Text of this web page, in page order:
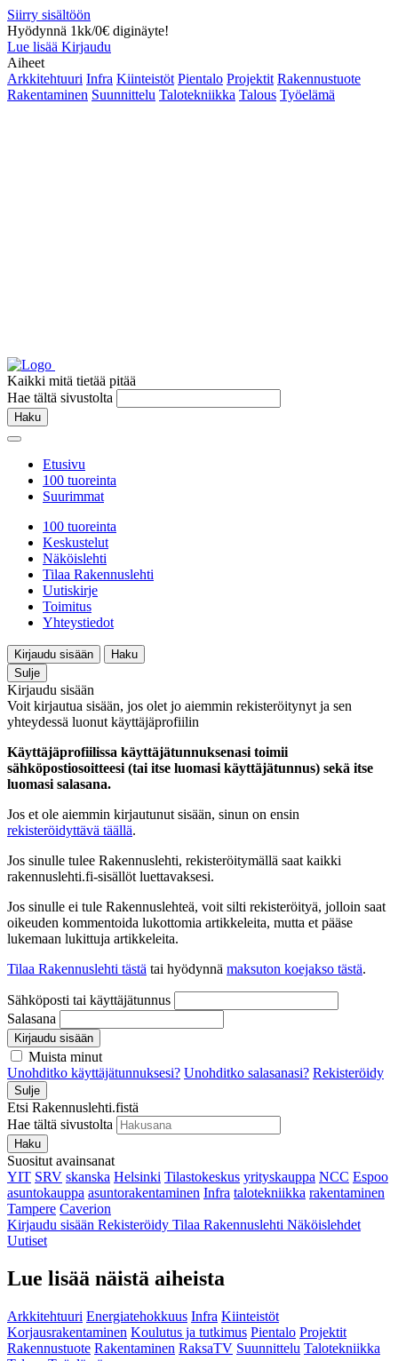
Siirry sisältöön
Hyödynnä 1kk/0€ diginäyte!
Lue lisää Kirjaudu
Aiheet
Arkkitehtuuri Infra Kiinteistöt Pientalo Projektit Rakennustuote
Rakentaminen Suunnittelu Talotekniikka Talous Työelämä
Kaikki mitä tietää pitää
Hae tältä sivustolta
Haku
Etusivu
100 tuoreinta
Suurimmat
100 tuoreinta
Keskustelut
Näköislehti
Tilaa Rakennuslehti
Uutiskirje
Toimitus
Yhteystiedot
Kirjaudu sisään
Haku
Sulje
Kirjaudu sisään
Voit kirjautua sisään, jos olet jo aiemmin rekisteröitynyt ja sen
yhteydessä luonut käyttäjäprofiilin
Käyttäjäprofiilissa käyttäjätunnuksenasi toimii
sähköpostiosoitteesi (tai itse luomasi käyttäjätunnus) sekä itse
luomasi salasana.
Jos et ole aiemmin kirjautunut sisään, sinun on ensin
rekisteröidyttävä täällä.
Jos sinulle tulee Rakennuslehti, rekisteröitymällä saat kaikki
rakennuslehti.fi-sisällöt luettavaksesi.
Jos sinulle ei tule Rakennuslehteä, voit silti rekisteröityä, jolloin saat
oikeuden kommentoida lukottomia artikkeleita, mutta et pääse
lukemaan lukittuja artikkeleita.
Tilaa Rakennuslehti tästä tai hyödynnä maksuton koejakso tästä.
Sähköposti tai käyttäjätunnus
Salasana
Kirjaudu sisään
Muista minut
Unohditko käyttäjätunnuksesi? Unohditko salasanasi? Rekisteröidy
Sulje
Etsi Rakennuslehti.fistä
Hae tältä sivustolta
Haku
Suositut avainsanat
YIT SRV skanska Helsinki Tilastokeskus yrityskauppa NCC Espoo
asuntokauppa asuntorakentaminen Infra talotekniikka rakentaminen
Tampere Caverion
Kirjaudu sisään Rekisteröidy Tilaa Rakennuslehti Näköislehdet
Uutiset
Lue lisää näistä aiheista
Arkkitehtuuri Energiatehokkuus Infra Kiinteistöt
Korjausrakentaminen Koulutus ja tutkimus Pientalo Projektit
Rakennustuote Rakentaminen RaksaTV Suunnittelu Talotekniikka